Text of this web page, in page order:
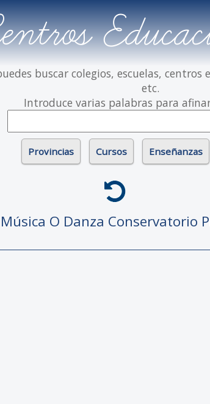
buscar colegios, escuelas, centros
etc.
Introduce varias palabras para
Provincias Cursos Enseñanzas
O Danza Conservatorio